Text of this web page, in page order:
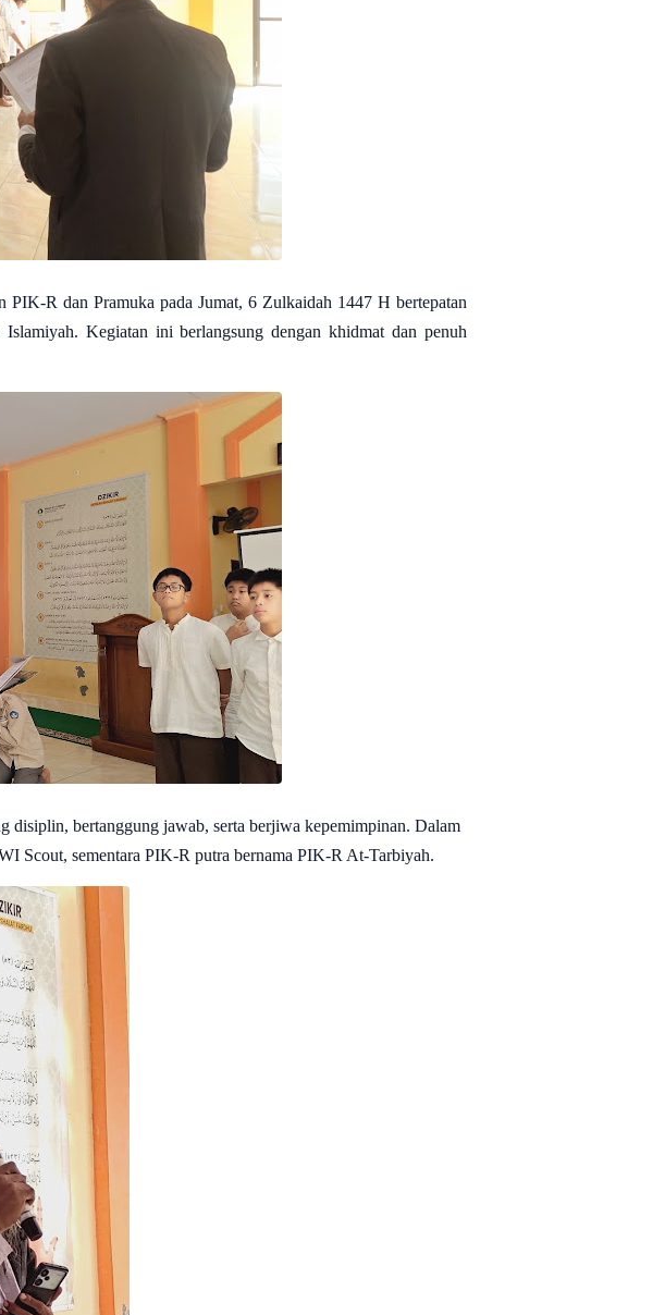
PIK-R dan Pramuka pada Jumat, 6 Zulkaidah 1447 H bertepatan
Kegiatan ini berlangsung dengan khidmat dan penuh
disiplin, bertanggung jawab, serta berjiwa kepemimpinan. Dalam
Scout, sementara PIK-R putra bernama PIK-R At-Tarbiyah.